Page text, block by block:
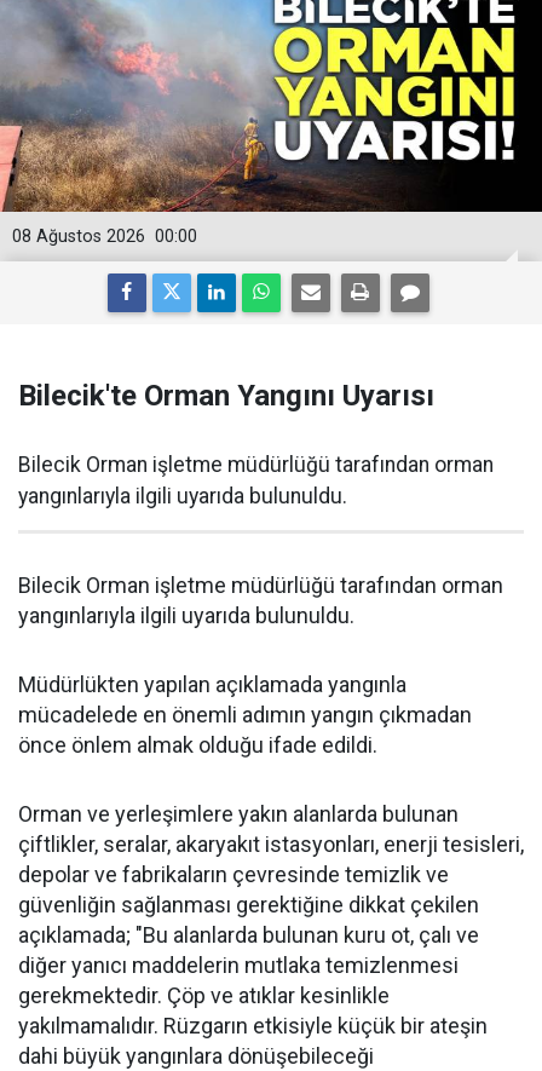
00:00
08 Ağustos 2026
Bilecik'te Orman Yangını Uyarısı
Bilecik Orman işletme müdürlüğü tarafından orman
yangınlarıyla ilgili uyarıda bulunuldu.
Bilecik Orman işletme müdürlüğü tarafından orman
yangınlarıyla ilgili uyarıda bulunuldu.
Müdürlükten yapılan açıklamada yangınla
mücadelede en önemli adımın yangın çıkmadan
önce önlem almak olduğu ifade edildi.
Orman ve yerleşimlere yakın alanlarda bulunan
çiftlikler, seralar, akaryakıt istasyonları, enerji tesisleri,
depolar ve fabrikaların çevresinde temizlik ve
güvenliğin sağlanması gerektiğine dikkat çekilen
açıklamada; "Bu alanlarda bulunan kuru ot, çalı ve
diğer yanıcı maddelerin mutlaka temizlenmesi
gerekmektedir. Çöp ve atıklar kesinlikle
yakılmamalıdır. Rüzgarın etkisiyle küçük bir ateşin
dahi büyük yangınlara dönüşebileceği